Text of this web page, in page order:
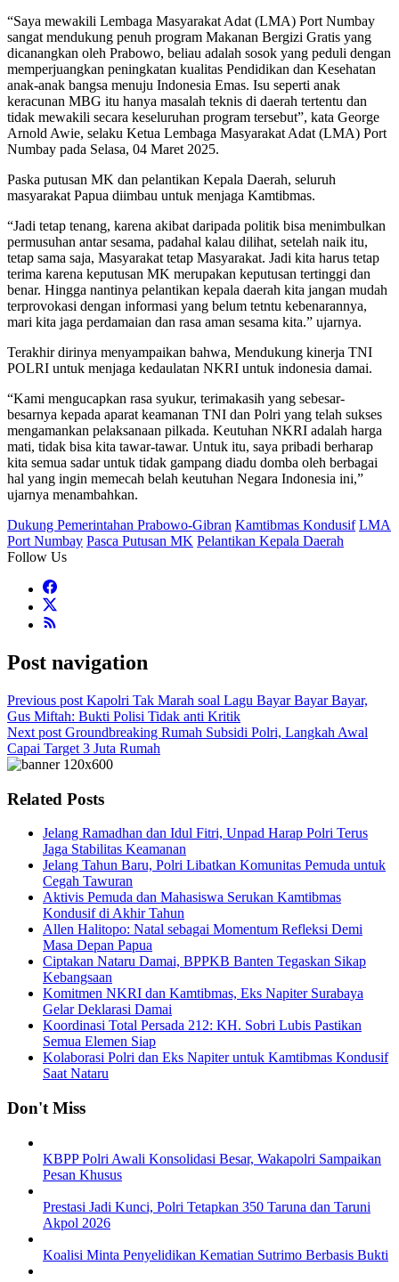
“Saya mewakili Lembaga Masyarakat Adat (LMA) Port Numbay
sangat mendukung penuh program Makanan Bergizi Gratis yang
dicanangkan oleh Prabowo, beliau adalah sosok yang peduli dengan
memperjuangkan peningkatan kualitas Pendidikan dan Kesehatan
anak-anak bangsa menuju Indonesia Emas. Isu seperti anak
keracunan MBG itu hanya masalah teknis di daerah tertentu dan
tidak mewakili secara keseluruhan program tersebut”, kata George
Arnold Awie, selaku Ketua Lembaga Masyarakat Adat (LMA) Port
Numbay pada Selasa, 04 Maret 2025.
Paska putusan MK dan pelantikan Kepala Daerah, seluruh
masyarakat Papua diimbau untuk menjaga Kamtibmas.
“Jadi tetap tenang, karena akibat daripada politik bisa menimbulkan
permusuhan antar sesama, padahal kalau dilihat, setelah naik itu,
tetap sama saja, Masyarakat tetap Masyarakat. Jadi kita harus tetap
terima karena keputusan MK merupakan keputusan tertinggi dan
benar. Hingga nantinya pelantikan kepala daerah kita jangan mudah
terprovokasi dengan informasi yang belum tetntu kebenarannya,
mari kita jaga perdamaian dan rasa aman sesama kita.” ujarnya.
Terakhir dirinya menyampaikan bahwa, Mendukung kinerja TNI
POLRI untuk menjaga kedaulatan NKRI untuk indonesia damai.
“Kami mengucapkan rasa syukur, terimakasih yang sebesar-
besarnya kepada aparat keamanan TNI dan Polri yang telah sukses
mengamankan pelaksanaan pilkada. Keutuhan NKRI adalah harga
mati, tidak bisa kita tawar-tawar. Untuk itu, saya pribadi berharap
kita semua sadar untuk tidak gampang diadu domba oleh berbagai
hal yang ingin memecah belah keutuhan Negara Indonesia ini,”
ujarnya menambahkan.
Dukung Pemerintahan Prabowo-Gibran Kamtibmas Kondusif LMA
Port Numbay Pasca Putusan MK Pelantikan Kepala Daerah
Follow Us
Post navigation
Previous post Kapolri Tak Marah soal Lagu Bayar Bayar Bayar,
Gus Miftah: Bukti Polisi Tidak anti Kritik
Next post Groundbreaking Rumah Subsidi Polri, Langkah Awal
Capai Target 3 Juta Rumah
Related Posts
Jelang Ramadhan dan Idul Fitri, Unpad Harap Polri Terus
Jaga Stabilitas Keamanan
Jelang Tahun Baru, Polri Libatkan Komunitas Pemuda untuk
Cegah Tawuran
Aktivis Pemuda dan Mahasiswa Serukan Kamtibmas
Kondusif di Akhir Tahun
Allen Halitopo: Natal sebagai Momentum Refleksi Demi
Masa Depan Papua
Ciptakan Nataru Damai, BPPKB Banten Tegaskan Sikap
Kebangsaan
Komitmen NKRI dan Kamtibmas, Eks Napiter Surabaya
Gelar Deklarasi Damai
Koordinasi Total Persada 212: KH. Sobri Lubis Pastikan
Semua Elemen Siap
Kolaborasi Polri dan Eks Napiter untuk Kamtibmas Kondusif
Saat Nataru
Don't Miss
KBPP Polri Awali Konsolidasi Besar, Wakapolri Sampaikan
Pesan Khusus
Prestasi Jadi Kunci, Polri Tetapkan 350 Taruna dan Taruni
Akpol 2026
Koalisi Minta Penyelidikan Kematian Sutrimo Berbasis Bukti